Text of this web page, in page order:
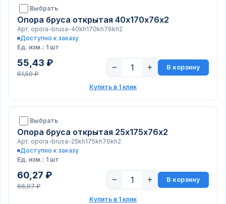
Выбрать
Опора бруса открытая 40х170х76х2
Арт. opora-brusa-40kh170kh76kh2
Доступно к заказу
Ед. изм.: 1 шт
55,43 ₽
61,59 ₽
− + В корзину
Купить в 1 клик
Выбрать
Опора бруса открытая 25х175х76х2
Арт. opora-brusa-25kh175kh76kh2
Доступно к заказу
Ед. изм.: 1 шт
60,27 ₽
66,97 ₽
− + В корзину
Купить в 1 клик